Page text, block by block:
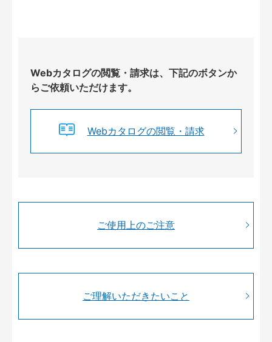
Webカタログの閲覧・請求は、下記のボタンか
らご依頼いただけます。
Webカタログの閲覧・請求
ご使用上のご注意
ご理解いただきたいこと